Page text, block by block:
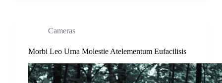
Cameras
Morbi Leo Urna Molestie Atelementum Eufacilisis